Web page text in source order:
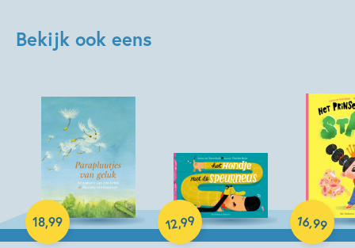
Bekijk ook eens
18,99
Hardcover 12,99
Hardcover
16,99
Hardcover